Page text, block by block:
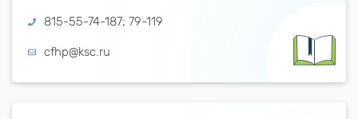
815-55-74-187; 79-119
cfhp@ksc.ru